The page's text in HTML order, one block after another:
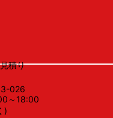
026
積り
～18:00
)